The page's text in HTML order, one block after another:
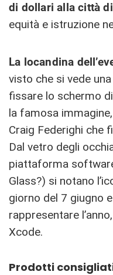
di dollari alla città
equità e istruzione
La locandina
visto che si vede
fissare lo schermo
la famosa
Craig Federighi che
Dal vetro degli
piattaforma
Glass?) si notano
giorno del 7 giugno
rappresentare
Xcode.
Prodotti